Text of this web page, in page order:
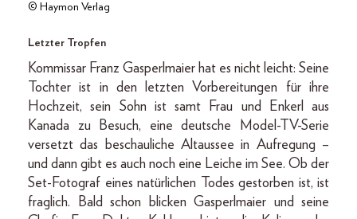
© Haymon Verlag
Letzter Tropfen
Kommissar Franz Gasperlmaier hat es nicht leicht: Seine
Tochter ist in den letzten Vorbereitungen für ihre
Hochzeit, sein Sohn ist samt Frau und Enkerl aus
Kanada zu Besuch, eine deutsche Model-TV-Serie
versetzt das beschauliche Altaussee in Aufregung –
und dann gibt es auch noch eine Leiche im See. Ob der
Set-Fotograf eines natürlichen Todes gestorben ist, ist
fraglich. Bald schon blicken Gasperlmaier und seine